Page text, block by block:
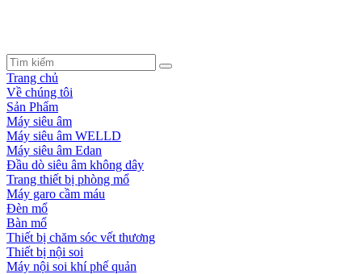
Trang chủ
Về chúng tôi
Sản Phẩm
Máy siêu âm
Máy siêu âm WELLD
Máy siêu âm Edan
Đầu dò siêu âm không dây
Trang thiết bị phòng mổ
Máy garo cầm máu
Đèn mổ
Bàn mổ
Thiết bị chăm sóc vết thương
Thiết bị nội soi
Máy nội soi khí phế quản